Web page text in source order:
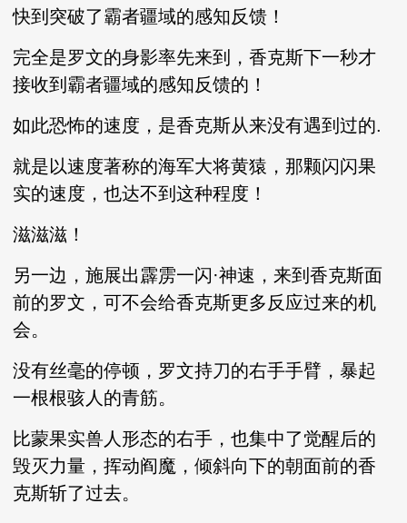
快到突破了霸者疆域的感知反馈！
完全是罗文的身影率先来到，香克斯下一秒才
接收到霸者疆域的感知反馈的！
如此恐怖的速度，是香克斯从来没有遇到过的.
就是以速度著称的海军大将黄猿，那颗闪闪果
实的速度，也达不到这种程度！
滋滋滋！
另一边，施展出霹雳一闪·神速，来到香克斯面
前的罗文，可不会给香克斯更多反应过来的机
会。
没有丝毫的停顿，罗文持刀的右手手臂，暴起
一根根骇人的青筋。
比蒙果实兽人形态的右手，也集中了觉醒后的
毁灭力量，挥动阎魔，倾斜向下的朝面前的香
克斯斩了过去。